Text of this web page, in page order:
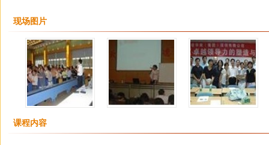
现场图片
课程内容